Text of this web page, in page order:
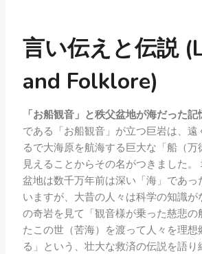
言い伝えと伝説
and Folklore)
「お船観音」と秩父盆地が海だった記
である「お船観音」が立つ巨岩は、遠
るで大海原を航海する巨大な「船（万
見えることからその名がつきました。
盆地は数千万年前は深い「海」であっ
いますが、大昔の人々は科学の知識が
の奇岩を見て「観音様が乗った慈悲の
たこの世（苦海）を渡って人々を理
る」という、壮大な救済の伝説を語り